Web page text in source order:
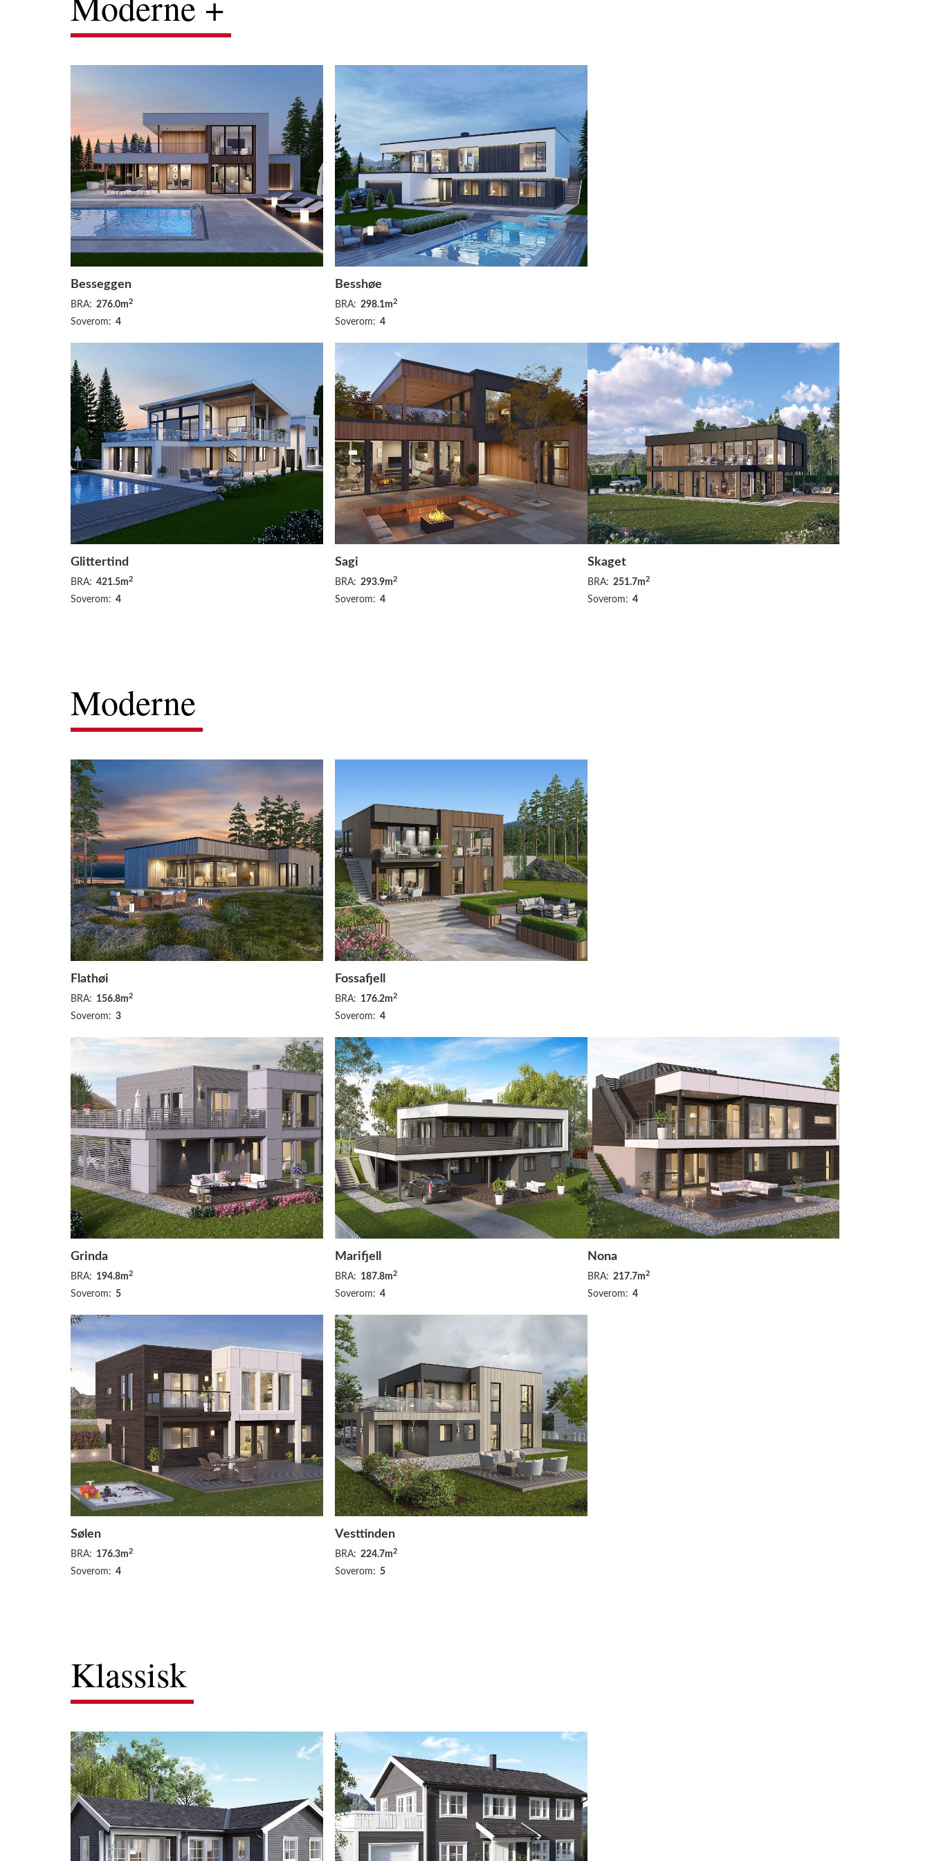
Besseggen
BRA: 276.0m2
Soverom: 4
Besshøe
BRA: 298.1m2
Soverom: 4
Glittertind
BRA: 421.5m2
Soverom: 4
Sagi
BRA: 293.9m2
Soverom: 4
Skaget
BRA: 251.7m2
Soverom: 4
Moderne
Flathøi
BRA: 156.8m2
Soverom: 3
Fossafjell
BRA: 176.2m2
Soverom: 4
Grinda
BRA: 194.8m2
Soverom: 5
Marifjell
BRA: 187.8m2
Soverom: 4
Nona
BRA: 217.7m2
Soverom: 4
Sølen
BRA: 176.3m2
Soverom: 4
Vesttinden
BRA: 224.7m2
Soverom: 5
Klassisk